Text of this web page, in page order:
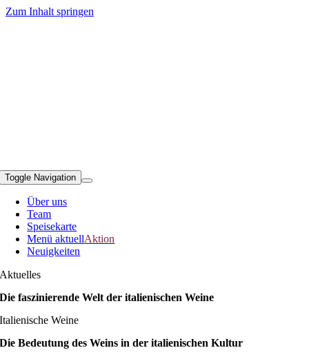
Zum Inhalt springen
Toggle Navigation
Über uns
Team
Speisekarte
Menü aktuellAktion
Neuigkeiten
Aktuelles
Die faszinierende Welt der italienischen Weine
Italienische Weine
Die Bedeutung des Weins in der italienischen Kultur